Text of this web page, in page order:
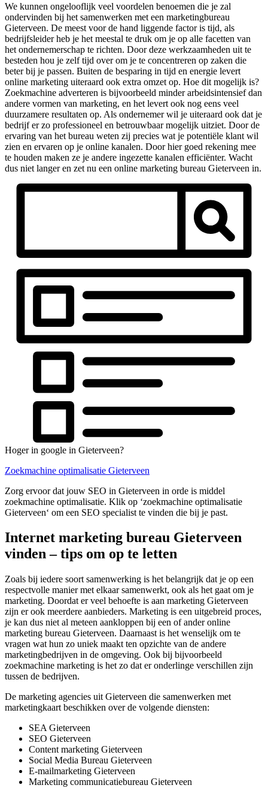
We kunnen ongelooflijk veel voordelen benoemen die je zal
ondervinden bij het samenwerken met een marketingbureau
Gieterveen. De meest voor de hand liggende factor is tijd, als
bedrijfsleider heb je het meestal te druk om je op alle facetten van
het ondernemerschap te richten. Door deze werkzaamheden uit te
besteden hou je zelf tijd over om je te concentreren op zaken die
beter bij je passen. Buiten de besparing in tijd en energie levert
online marketing uiteraard ook extra omzet op. Hoe dit mogelijk is?
Zoekmachine adverteren is bijvoorbeeld minder arbeidsintensief dan
andere vormen van marketing, en het levert ook nog eens veel
duurzamere resultaten op. Als ondernemer wil je uiteraard ook dat je
bedrijf er zo professioneel en betrouwbaar mogelijk uitziet. Door de
ervaring van het bureau weten zij precies wat je potentiële klant wil
zien en ervaren op je online kanalen. Door hier goed rekening mee
te houden maken ze je andere ingezette kanalen efficiënter. Wacht
dus niet langer en zet nu een online marketing bureau Gieterveen in.
Hoger in google in Gieterveen?
Zoekmachine optimalisatie Gieterveen
Zorg ervoor dat jouw SEO in Gieterveen in orde is middel
zoekmachine optimalisatie. Klik op ‘zoekmachine optimalisatie
Gieterveen‘ om een SEO specialist te vinden die bij je past.
Internet marketing bureau Gieterveen
vinden – tips om op te letten
Zoals bij iedere soort samenwerking is het belangrijk dat je op een
respectvolle manier met elkaar samenwerkt, ook als het gaat om je
marketing. Doordat er veel behoefte is aan marketing Gieterveen
zijn er ook meerdere aanbieders. Marketing is een uitgebreid proces,
je kan dus niet al meteen aankloppen bij een of ander online
marketing bureau Gieterveen. Daarnaast is het wenselijk om te
vragen wat hun zo uniek maakt ten opzichte van de andere
marketingbedrijven in de omgeving. Ook bij bijvoorbeeld
zoekmachine marketing is het zo dat er onderlinge verschillen zijn
tussen de bedrijven.
De marketing agencies uit Gieterveen die samenwerken met
marketingkaart beschikken over de volgende diensten:
SEA Gieterveen
SEO Gieterveen
Content marketing Gieterveen
Social Media Bureau Gieterveen
E-mailmarketing Gieterveen
Marketing communicatiebureau Gieterveen